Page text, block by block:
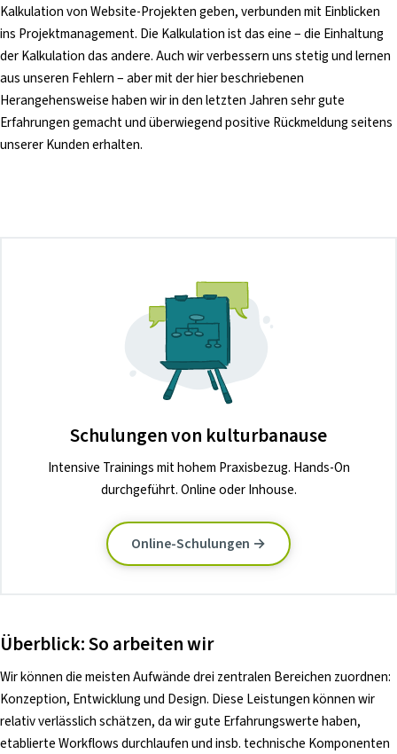
Kalkulation von Website-Projekten geben, verbunden mit Einblicken
ins Projektmanagement. Die Kalkulation ist das eine – die Einhaltung
der Kalkulation das andere. Auch wir verbessern uns stetig und lernen
aus unseren Fehlern – aber mit der hier beschriebenen
Herangehensweise haben wir in den letzten Jahren sehr gute
Erfahrungen gemacht und überwiegend positive Rückmeldung seitens
unserer Kunden erhalten.
Schulungen von kulturbanause
Intensive Trainings mit hohem Praxisbezug. Hands-On
durchgeführt. Online oder Inhouse.
Online-Schulungen →
Überblick: So arbeiten wir
Wir können die meisten Aufwände drei zentralen Bereichen zuordnen:
Konzeption, Entwicklung und Design. Diese Leistungen können wir
relativ verlässlich schätzen, da wir gute Erfahrungswerte haben,
etablierte Workflows durchlaufen und insb. technische Komponenten